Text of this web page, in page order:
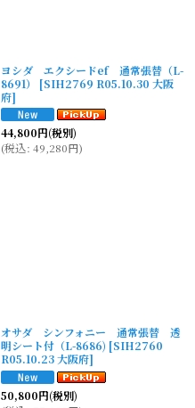
ヨシダ エクシードef 通常張替（L-
8691）
[SIH2769 R05.10.30 大阪
府]
44,800円(税別)
(税込: 49,280円)
オサダ シンフォニー 通常張替 透
明シート付（L-8686) [SIH2760
R05.10.23 大阪府]
50,800円(税別)